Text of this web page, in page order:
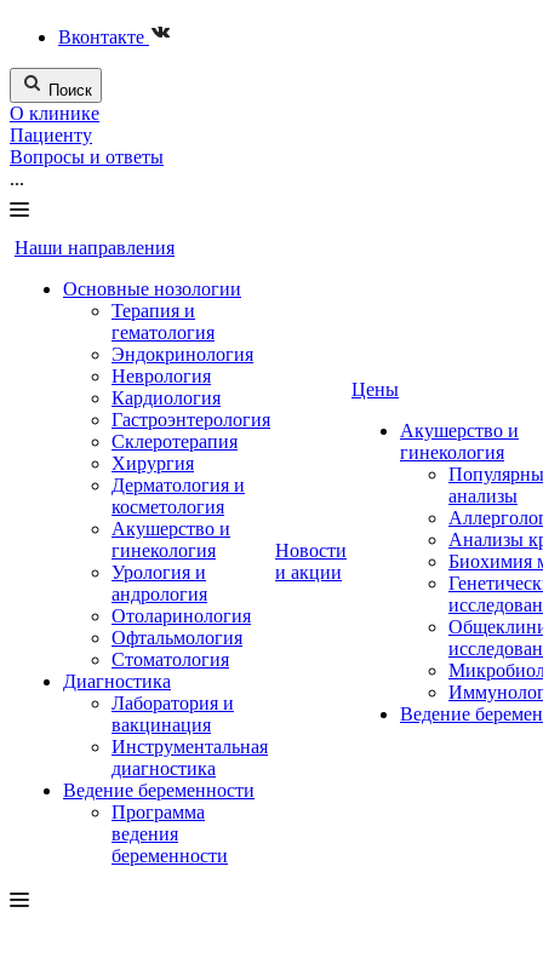
Вконтакте
Поиск
О клинике
Пациенту
Вопросы и ответы
...
Наши направления
Основные нозологии
Терапия и
гематология
Эндокринология
Неврология
Кардиология
Гастроэнтерология
Склеротерапия
Хирургия
Дерматология и
косметология
Акушерство и
гинекология
Урология и
андрология
Отоларинология
Офтальмология
Стоматология
Диагностика
Лаборатория и
вакцинация
Инструментальная
диагностика
Ведение беременности
Программа
ведения
беременности
Новости
и акции
Цены
Акушерство и
гинекология
анализы
Анализы
Биохимия
Ведение